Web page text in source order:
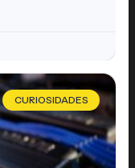
CURIOSIDADES